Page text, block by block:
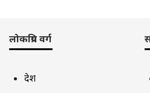
लोकप्रिय वर्ग
देश